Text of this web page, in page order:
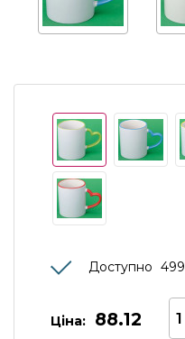
Доступно 499
Ціна: 88.12